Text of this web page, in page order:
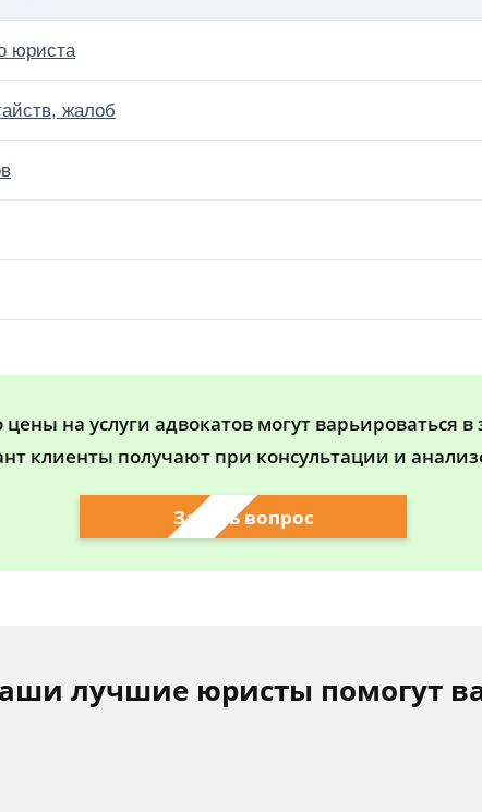
юриста
жалоб
на услуги адвокатов могут варьироваться в
клиенты получают при консультации и
Задать вопрос
лучшие юристы помогут